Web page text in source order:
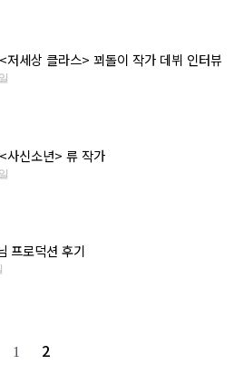
저세상 클라스> 꾀돌이 작가 데뷔 인터뷰
사신소년> 류 작가
프로덕션 후기
1 2